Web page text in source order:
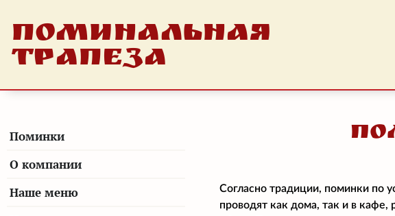
ПОМИНАЛЬНАЯ
ТРАПЕЗА
Поминки
О компании
Наше меню
Согласно традиции, поминки по
проводят как дома, так и в кафе,